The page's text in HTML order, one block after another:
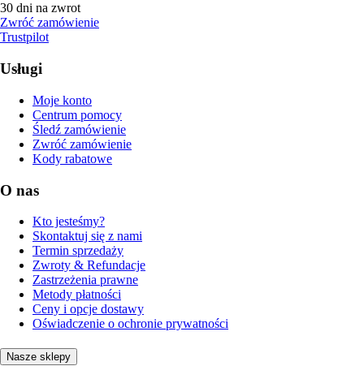
30 dni na zwrot
Zwróć zamówienie
Trustpilot
Usługi
Moje konto
Centrum pomocy
Śledź zamówienie
Zwróć zamówienie
Kody rabatowe
O nas
Kto jesteśmy?
Skontaktuj się z nami
Termin sprzedaży
Zwroty & Refundacje
Zastrzeżenia prawne
Metody płatności
Ceny i opcje dostawy
Oświadczenie o ochronie prywatności
Nasze sklepy